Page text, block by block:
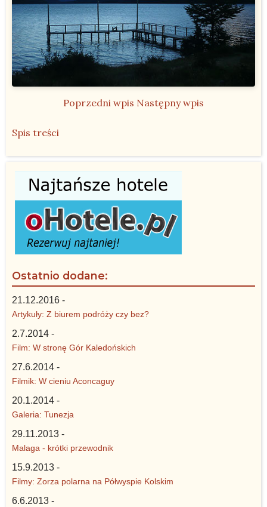
Poprzedni wpis Następny wpis
Spis treści
Ostatnio dodane:
21.12.2016 -
Artykuły: Z biurem podróży czy bez?
2.7.2014 -
Film: W stronę Gór Kaledońskich
27.6.2014 -
Filmik: W cieniu Aconcaguy
20.1.2014 -
Galeria: Tunezja
29.11.2013 -
Malaga - krótki przewodnik
15.9.2013 -
Filmy: Zorza polarna na Półwyspie Kolskim
6.6.2013 -